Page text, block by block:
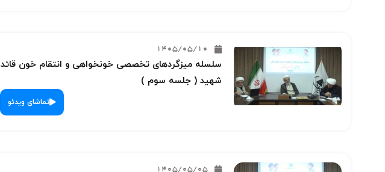
1405/05/10
سلسله میزگردهای تخصصی خونخواهی و انتقام خون قائد
شهید ( جلسه سوم )
تماشای ویدئو
1405/05/05